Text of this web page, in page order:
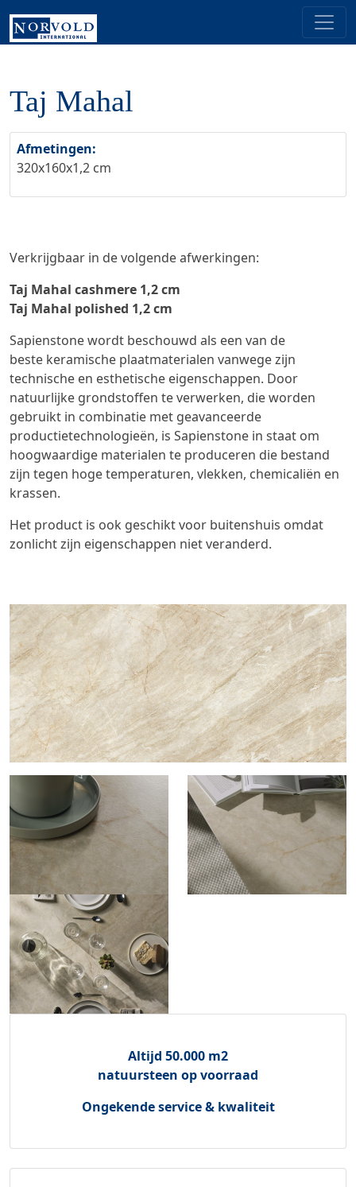
Taj Mahal
Afmetingen:
320x160x1,2 cm
Verkrijgbaar in de volgende afwerkingen:
Taj Mahal cashmere 1,2 cm
Taj Mahal polished 1,2 cm
Sapienstone wordt beschouwd als een van de
beste keramische plaatmaterialen vanwege zijn
technische en esthetische eigenschappen. Door
natuurlijke grondstoffen te verwerken, die worden
gebruikt in combinatie met geavanceerde
productietechnologieën, is Sapienstone in staat om
hoogwaardige materialen te produceren die bestand
zijn tegen hoge temperaturen, vlekken, chemicaliën en
krassen.
Het product is ook geschikt voor buitenshuis omdat
zonlicht zijn eigenschappen niet veranderd.
Altijd 50.000 m2
natuursteen op voorraad
Ongekende service & kwaliteit